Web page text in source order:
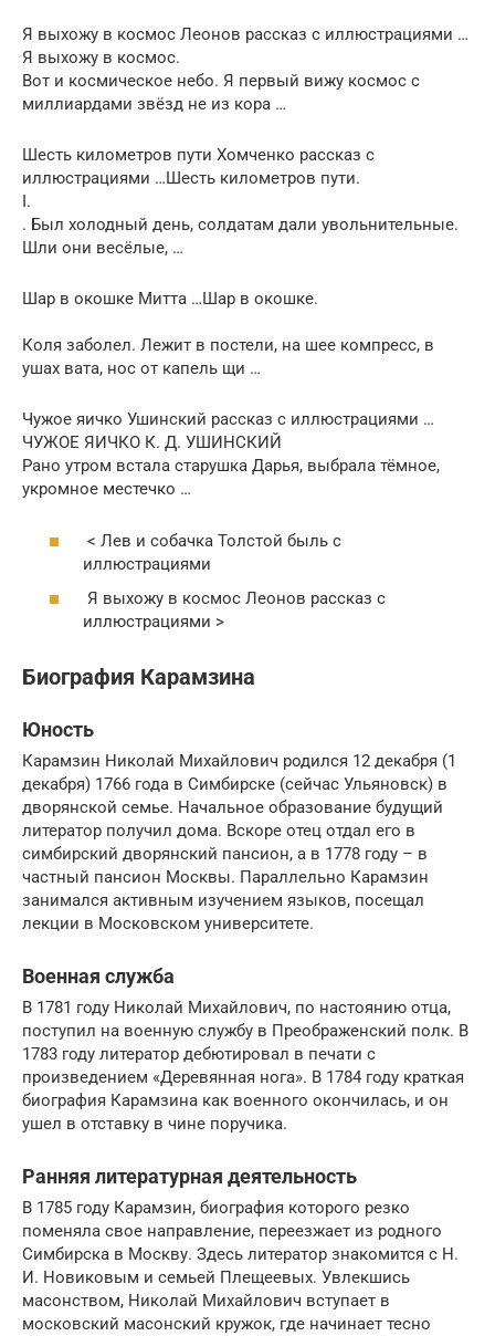
Я выхожу в космос Леонов рассказ с иллюстрациями …
Я выхожу в космос.
Вот и космическое небо. Я первый вижу космос с
миллиардами звёзд не из кора …
Шесть километров пути Хомченко рассказ с
иллюстрациями …Шесть километров пути.
I.
. Был холодный день, солдатам дали увольнительные.
Шли они весёлые, …
Шар в окошке Митта …Шар в окошке.
Коля заболел. Лежит в постели, на шее компресс, в
ушах вата, нос от капель щи …
Чужое яичко Ушинский рассказ с иллюстрациями …
ЧУЖОЕ ЯИЧКО К. Д. УШИНСКИЙ
Рано утром встала старушка Дарья, выбрала тёмное,
укромное местечко …
< Лев и собачка Толстой быль с
иллюстрациями
Я выхожу в космос Леонов рассказ с
иллюстрациями >
Биография Карамзина
Юность
Карамзин Николай Михайлович родился 12 декабря (1
декабря) 1766 года в Симбирске (сейчас Ульяновск) в
дворянской семье. Начальное образование будущий
литератор получил дома. Вскоре отец отдал его в
симбирский дворянский пансион, а в 1778 году – в
частный пансион Москвы. Параллельно Карамзин
занимался активным изучением языков, посещал
лекции в Московском университете.
Военная служба
В 1781 году Николай Михайлович, по настоянию отца,
поступил на военную службу в Преображенский полк. В
1783 году литератор дебютировал в печати с
произведением «Деревянная нога». В 1784 году краткая
биография Карамзина как военного окончилась, и он
ушел в отставку в чине поручика.
Ранняя литературная деятельность
В 1785 году Карамзин, биография которого резко
поменяла свое направление, переезжает из родного
Симбирска в Москву. Здесь литератор знакомится с Н.
И. Новиковым и семьей Плещеевых. Увлекшись
масонством, Николай Михайлович вступает в
московский масонский кружок, где начинает тесно